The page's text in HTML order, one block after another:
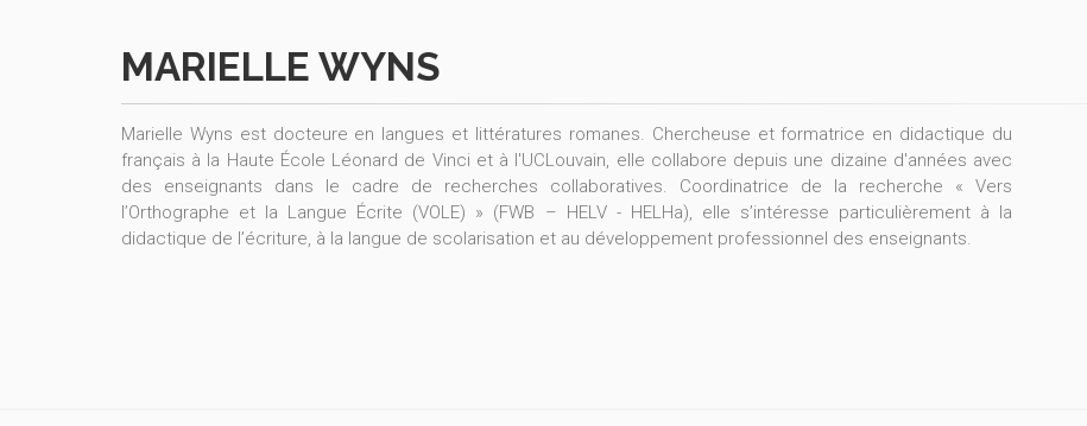
MARIELLE WYNS
Marielle Wyns est docteure en langues et littératures romanes. Chercheuse et formatrice en didactique du
français à la Haute École Léonard de Vinci et à l'UCLouvain, elle collabore depuis une dizaine d'années avec
des enseignants dans le cadre de recherches collaboratives. Coordinatrice de la recherche « Vers
l’Orthographe et la Langue Écrite (VOLE) » (FWB – HELV - HELHa), elle s’intéresse particulièrement à la
didactique de l’écriture, à la langue de scolarisation et au développement professionnel des enseignants.